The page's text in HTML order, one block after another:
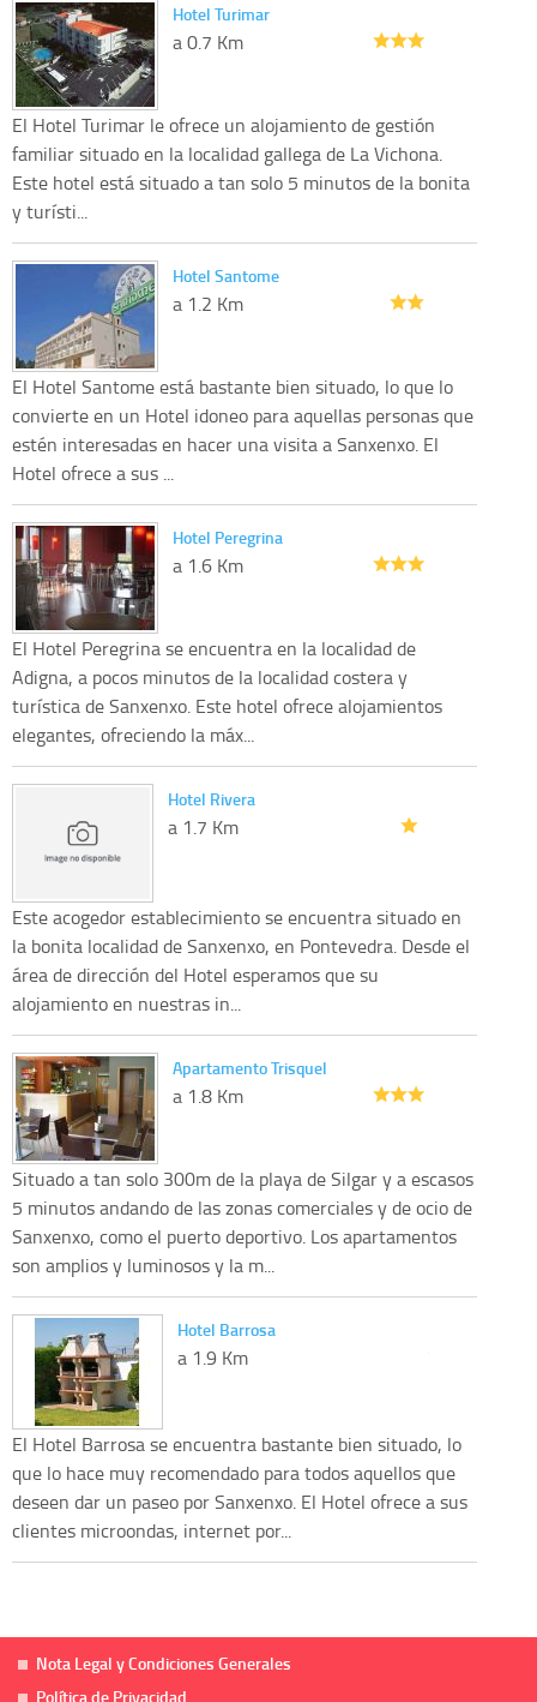
Hotel Turimar
a 0.7 Km
El Hotel Turimar le ofrece un alojamiento de gestión
familiar situado en la localidad gallega de La Vichona.
Este hotel está situado a tan solo 5 minutos de la bonita
y turísti...
Hotel Santome
a 1.2 Km
El Hotel Santome está bastante bien situado, lo que lo
convierte en un Hotel idoneo para aquellas personas que
estén interesadas en hacer una visita a Sanxenxo. El
Hotel ofrece a sus ...
Hotel Peregrina
a 1.6 Km
El Hotel Peregrina se encuentra en la localidad de
Adigna, a pocos minutos de la localidad costera y
turística de Sanxenxo. Este hotel ofrece alojamientos
elegantes, ofreciendo la máx...
Hotel Rivera
a 1.7 Km
Este acogedor establecimiento se encuentra situado en
la bonita localidad de Sanxenxo, en Pontevedra. Desde el
área de dirección del Hotel esperamos que su
alojamiento en nuestras in...
Apartamento Trisquel
a 1.8 Km
Situado a tan solo 300m de la playa de Silgar y a escasos
5 minutos andando de las zonas comerciales y de ocio de
Sanxenxo, como el puerto deportivo. Los apartamentos
son amplios y luminosos y la m...
Hotel Barrosa
a 1.9 Km
El Hotel Barrosa se encuentra bastante bien situado, lo
que lo hace muy recomendado para todos aquellos que
deseen dar un paseo por Sanxenxo. El Hotel ofrece a sus
clientes microondas, internet por...
Nota Legal y Condiciones Generales
Política de Privacidad